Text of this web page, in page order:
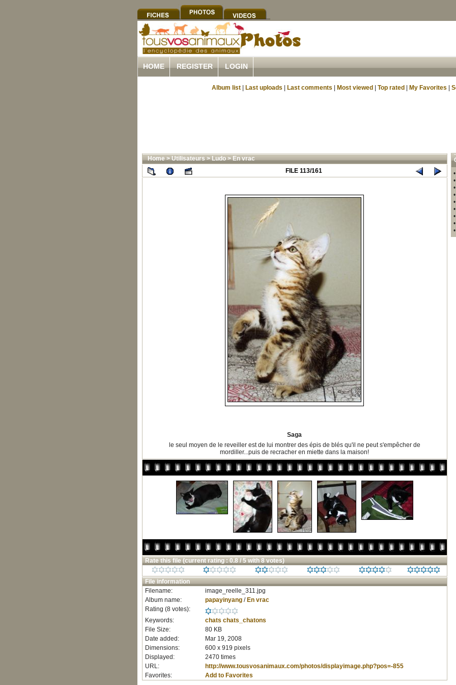
HOME REGISTER LOGIN
Album list Last uploads Last comments Most viewed Top rated My Favorites
Home>Utilisateurs>Ludo>En vrac
FILE 113/161
Saga
le seul moyen de le reveiller est de lui montrer des épis de blés qu'il ne peut s'empêcher de
mordiller...puis de recracher en miette dans la maison!
Rate this file (current rating : 0.8 / 5 with 8 votes)
File information
Filename:
image_reelle_311.jpg
Album name:
papayinyang/ En vrac
Rating (8 votes):
Keywords:
chats chats_chatons
File Size:
80 KB
Date added:
Mar 19, 2008
Dimensions:
600 x 919 pixels
Displayed:
2470 times
URL:
http://www.tousvosanimaux.com/photos/displayimage.php?pos=-855
Favorites:
Add to Favorites
•
•
•
•